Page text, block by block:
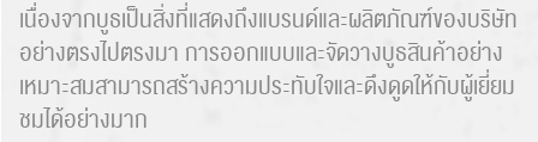
เนื่องจากบูธเป็นสิ่งที่แสดงถึงแบรนด์และผลิตภัณฑ์ของบริษัท
อย่างตรงไปตรงมา การออกแบบและจัดวางบูธสินค้าอย่าง
เหมาะสมสามารถสร้างความประทับใจและดึงดูดให้กับผู้เยี่ยม
ชมได้อย่างมาก